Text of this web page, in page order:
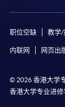
职位空缺 教学/
内联网 网页出
© 2026 香港大学
香港大学专业进